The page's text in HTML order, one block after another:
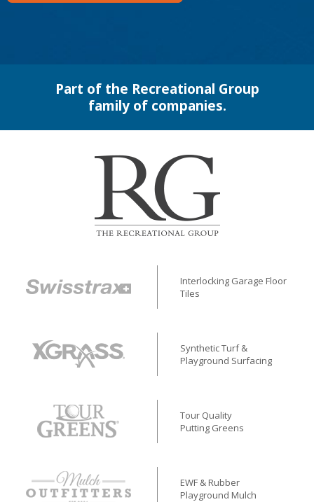
Part of the Recreational Group
family of companies.
Interlocking Garage Floor
Tiles
Synthetic Turf &
Playground Surfacing
Tour Quality
Putting Greens
EWF & Rubber
Playground Mulch